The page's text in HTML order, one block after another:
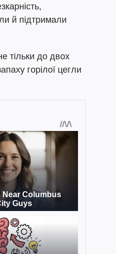
й підтримали
тільки до двох
горілої цегли